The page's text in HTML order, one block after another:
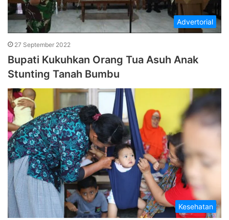
Advertorial
27 September 2022
Bupati Kukuhkan Orang Tua Asuh Anak
Stunting Tanah Bumbu
Kesehatan